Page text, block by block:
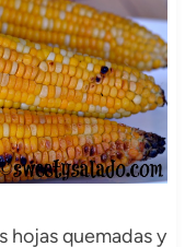
hojas quemadas y